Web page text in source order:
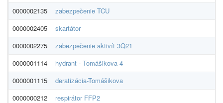
0000002135
zabezpečenie TCU
0000002405
skartátor
0000002275
zabezpečenie aktivít 3Q21
0000001114
hydrant - Tomášikova 4
0000001115
deratizácia-Tomášikova
0000000212
respirátor FFP2